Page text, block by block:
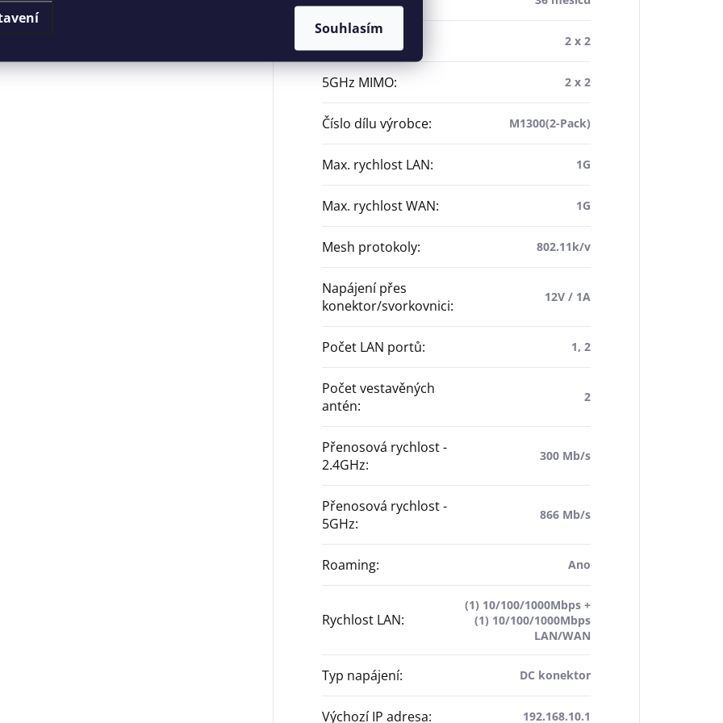
Souhlasím
2 x 2
5GHz MIMO: 2 x 2
Číslo dílu výrobce: M1300(2-Pack)
Max. rychlost LAN: 1G
Max. rychlost WAN: 1G
Mesh protokoly: 802.11k/v
Napájení přes
konektor/svorkovnici:
12V / 1A
Počet LAN portů: 1, 2
Počet vestavěných
antén:
2
Přenosová rychlost -
2.4GHz:
300 Mb/s
Přenosová rychlost -
5GHz:
866 Mb/s
Roaming: Ano
Rychlost LAN:
(1) 10/100/1000Mbps +
(1) 10/100/1000Mbps
LAN/WAN
Typ napájení: DC konektor
Výchozí IP adresa: 192.168.10.1